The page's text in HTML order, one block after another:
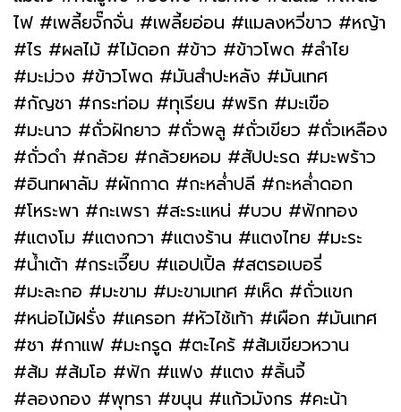
ไฟ #เพลี้ยจั๊กจั่น #เพลี้ยอ่อน #แมลงหวี่ขาว #หญ้า
#ไร #ผลไม้ #ไม้ดอก #ข้าว #ข้าวโพด #ลำไย
#มะม่วง #ข้าวโพด #มันสำปะหลัง #มันเทศ
#กัญชา #กระท่อม #ทุเรียน #พริก #มะเขือ
#มะนาว #ถั่วฝักยาว #ถั่วพลู #ถั่วเขียว #ถั่วเหลือง
#ถั่วดำ #กล้วย #กล้วยหอม #สัปปะรด #มะพร้าว
#อินทผาลัม #ผักกาด #กะหล่ำปลี #กะหล่ำดอก
#โหระพา #กะเพรา #สะระแหน่ #บวบ #ฟักทอง
#แตงโม #แตงกวา #แตงร้าน #แตงไทย #มะระ
#น้ำเต้า #กระเจี๊ยบ #แอปเปิ้ล #สตรอเบอรี่
#มะละกอ #มะขาม #มะขามเทศ #เห็ด #ถั่วแขก
#หน่อไม้ฝรั่ง #แครอท #หัวไช้เท้า #เผือก #มันเทศ
#ชา #กาแฟ #มะกรูด #ตะไคร้ #ส้มเขียวหวาน
#ส้ม #ส้มโอ #ฟัก #แฟง #แตง #ลิ้นจี้
#ลองกอง #พุทรา #ขนุน #แก้วมังกร #คะน้า